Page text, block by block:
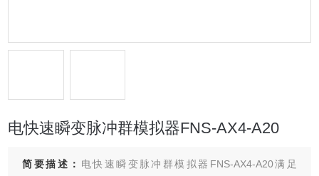
电快速瞬变脉冲群模拟器FNS-AX4-A20
简要描述： 电快速瞬变脉冲群模拟器FNS-AX4-A20满足